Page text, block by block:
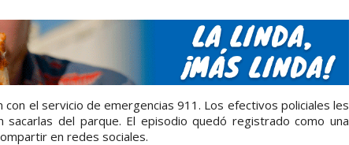
el servicio de emergencias 911. Los efectivos policiales les
del parque. El episodio quedó registrado como una
en redes sociales.